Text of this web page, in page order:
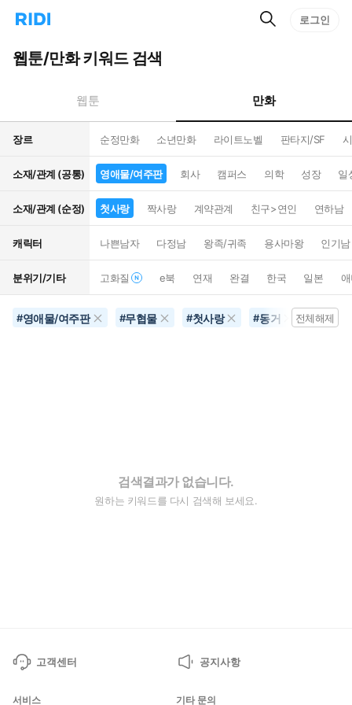
리
홈
으
턴
트
검
로그인
웹툰/만화 키워드 검색
웹툰 만화
장르 순정만화 소년만화 라이트노벨 판타지/SF
소재/관계 (공통) 영애물/여주판 회사 캠퍼스 의학 성장 일
소재/관계 (순정) 첫사랑 짝사랑 계약관계 친구>연인 연하남
캐릭터 나쁜남자 다정남 왕족/귀족 용사마왕 인기남
분위기/기타 고화질 e북 연재 완결 한국 일본
#영애물/여주판 #무협물 #첫사랑 #동거 #초능력
전체해제
검색결과가 없습니다.
원하는 키워드를 다시 검색해 보세요.
고객센터 공지사항
서비스 기타 문의